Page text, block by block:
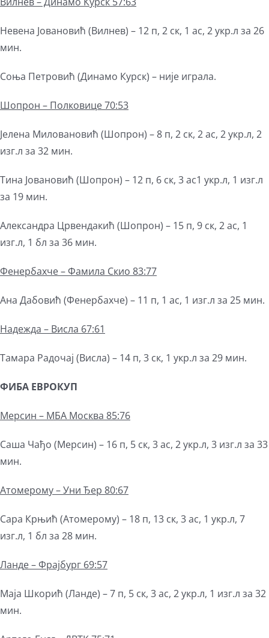
Невена Јовановић (Вилнев) – 12 п, 2 ск, 1 ас, 2 укр.л за 26
мин.
Соња Петровић (Динамо Курск) – није играла.
Шопрон – Полковице 70:53
Јелена Миловановић (Шопрон) – 8 п, 2 ск, 2 ас, 2 укр.л, 2
изг.л за 32 мин.
Тина Јовановић (Шопрон) – 12 п, 6 ск, 3 ас1 укр.л, 1 изг.л
за 19 мин.
Александра Црвендакић (Шопрон) – 15 п, 9 ск, 2 ас, 1
изг.л, 1 бл за 36 мин.
Фенербахче– Фамила Скио 83:77
Ана Дабовић (Фенербахче) – 11 п, 1 ас, 1 изг.л за 25 мин.
Надежда – Висла 67:61
Тамара Радочај (Висла) – 14 п, 3 ск, 1 укр.л за 29 мин.
ФИБА ЕВРОКУП
Мерсин – МБА Москва 85:76
Саша Чађо (Мерсин) – 16 п, 5 ск, 3 ас, 2 укр.л, 3 изг.л за 33
мин.
Атомерому– Уни Ђер 80:67
Сара Крњић (Атомерому) – 18 п, 13 ск, 3 ас, 1 укр.л, 7
изг.л, 1 бл за 28 мин.
Ланде – Фрајбург 69:57
Маја Шкорић (Ланде) – 7 п, 5 ск, 3 ас, 2 укр.л, 1 изг.л за 32
мин.